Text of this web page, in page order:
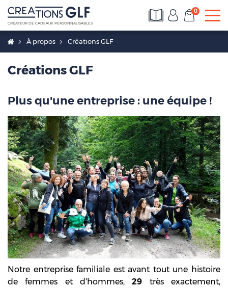
0
CRÉATEUR DE CADEAUX PERSONNALISABLES
À propos Créations GLF
Créations GLF
Plus qu'une entreprise : une équipe !
Notre entreprise familiale est avant tout une histoire
de femmes et d'hommes,29 très exactement,